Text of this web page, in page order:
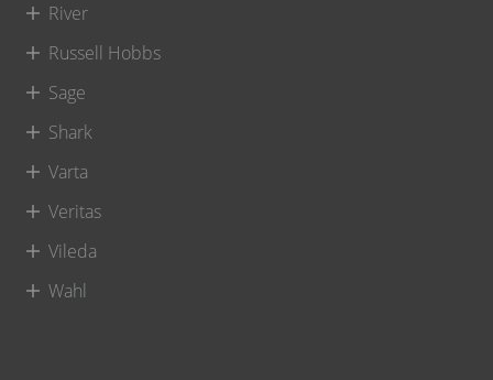
River
Russell Hobbs
Sage
Shark
Varta
Veritas
Vileda
Wahl